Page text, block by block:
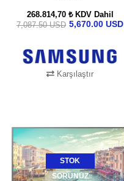
268.814,70 ₺ KDV Dahil
5,670.00 USD
7,087.50 USD
Karşılaştır
STOK
SORUNUZ